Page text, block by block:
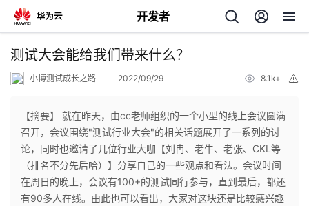
开发者
返
个
人
我
测试大会能给我们带来什么？
小博测试成长之路 2022/09/29 8.1k+
【摘要】 就在昨天，由cc老师组织的一个小型的线上会议圆满
召开，会议围绕"测试行业大会"的相关话题展开了一系列的讨
论，同时也邀请了几位行业大咖【刘冉、老牛、老张、CKL等
（排名不分先后哈）】分享自己的一些观点和看法。会议时间
在周日的晚上，会议有100+的测试同行参与，直到最后，都还
有90多人在线。由此也可以看出，大家对这块还是比较感兴趣